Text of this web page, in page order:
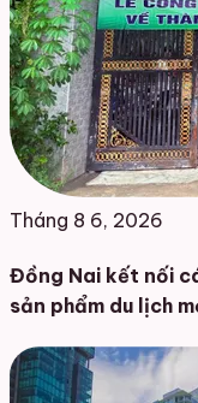
Tháng 8 6, 2026
Đồng Nai kết nối
sản phẩm du lịch